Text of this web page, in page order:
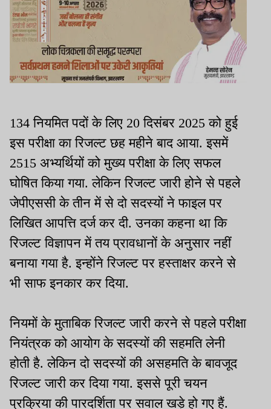
134 नियमित पदों के लिए 20 दिसंबर 2025 को हुई
इस परीक्षा का रिजल्ट छह महीने बाद आया. इसमें
2515 अभ्यर्थियों को मुख्य परीक्षा के लिए सफल
घोषित किया गया. लेकिन रिजल्ट जारी होने से पहले
जेपीएससी के तीन में से दो सदस्यों ने फाइल पर
लिखित आपत्ति दर्ज कर दी. उनका कहना था कि
रिजल्ट विज्ञापन में तय प्रावधानों के अनुसार नहीं
बनाया गया है. इन्होंने रिजल्ट पर हस्ताक्षर करने से
भी साफ इनकार कर दिया.
नियमों के मुताबिक रिजल्ट जारी करने से पहले परीक्षा
नियंत्रक को आयोग के सदस्यों की सहमति लेनी
होती है. लेकिन दो सदस्यों की असहमति के बावजूद
रिजल्ट जारी कर दिया गया. इससे पूरी चयन
प्रक्रिया की पारदर्शिता पर सवाल खड़े हो गए हैं.